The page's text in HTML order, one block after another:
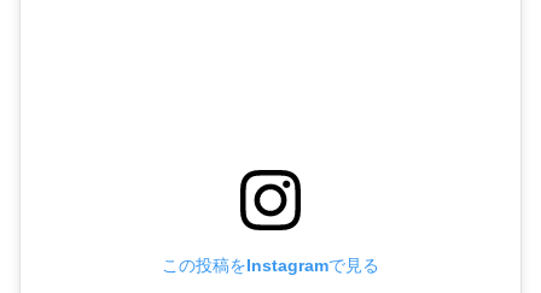
この投稿をInstagramで見る